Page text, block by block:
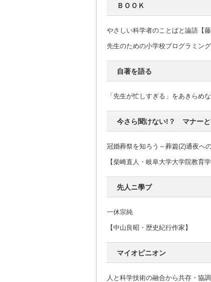
ＢＯＯＫ
やさしい科学者のことばと論語【藤
先生のための小学校プログラミン
自著を語る
「先生が忙しすぎる」をあきらめ
今さら聞けない!？ マナー
冠婚葬祭を知ろう～葬篇(2)通夜へ
【柴崎直人・岐阜大学大学院教育
先人ニ學ブ
一休宗純
【中山良昭・歴史紀行作家】
マイオピニオン
人と科学技術の融合から共存・協